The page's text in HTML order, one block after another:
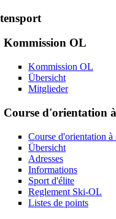
Kommission OL
Kommission OL
Übersicht
Mitglieder
Course d'orientation
Course d'orientation à
Übersicht
Adresses
Informations
Sport d'élite
Reglement Ski-OL
Listes de points